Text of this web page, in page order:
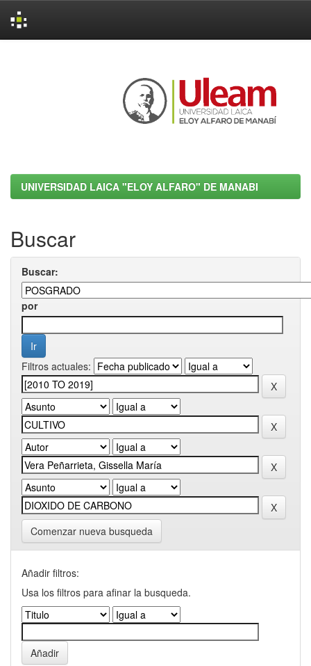
UNIVERSIDAD LAICA "ELOY ALFARO" DE MANABI
Buscar
Buscar:
por
Filtros actuales:
Comenzar nueva busqueda
Añadir filtros:
Usa los filtros para afinar la busqueda.